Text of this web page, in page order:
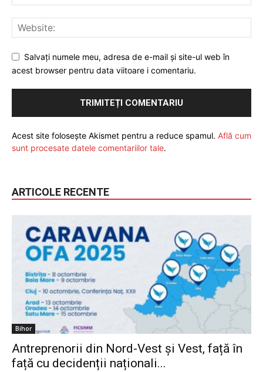
Salvați numele meu, adresa de e-mail și site-ul web în
acest browser pentru data viitoare i comentariu.
Acest site folosește Akismet pentru a reduce spamul. Află cum
sunt procesate datele comentariilor tale.
ARTICOLE RECENTE
Bihor
Antreprenorii din Nord-Vest și Vest, față în
față cu decidenții naționali...